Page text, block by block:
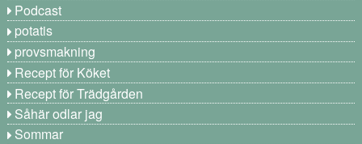
Podcast
potatis
provsmakning
Recept för Köket
Recept för Trädgården
Såhär odlar jag
Sommar